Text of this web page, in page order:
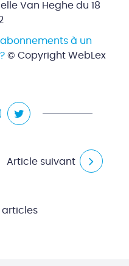
Van Heghe du 18
abonnements à un
© Copyright WebLex
Article suivant
articles